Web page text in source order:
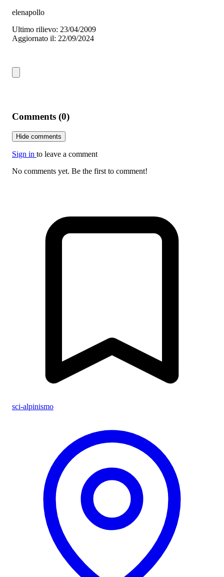
elenapollo
Ultimo rilievo: 23/04/2009
Aggiornato il: 22/09/2024
Comments (0)
Hide comments
Sign in to leave a comment
No comments yet. Be the first to comment!
sci-alpinismo